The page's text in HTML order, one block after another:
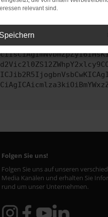
hast, kontaktiere uns
Folgen Sie uns!
Folgen Sie uns auf unseren
Media Kanälen und erhalten Sie
rund um unser Unternehmen.
relevant sind.
Speichern